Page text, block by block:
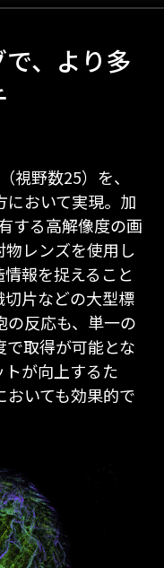
、より多
視野数25）を、
において実現。加
する高解像度の画
レンズを使用し
報を捉えること
片などの大型標
の反応も、単一の
取得が可能とな
トが向上するた
いても効果的で